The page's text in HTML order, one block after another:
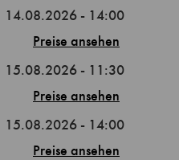
14.08.2026 - 14:00
Preise
15.08.2026 - 11:30
Preise
15.08.2026 - 14:00
Preise